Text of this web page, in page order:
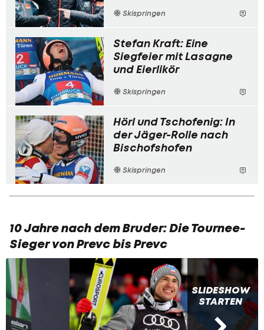
Skispringen
Stefan Kraft: Eine
Siegfeier mit Lasagne
und Eierlikör
Skispringen
Hörl und Tschofenig: In
der Jäger-Rolle nach
Bischofshofen
Skispringen
10 Jahre nach dem Bruder: Die Tournee-
Sieger von Prevc bis Prevc
SLIDESHOW
STARTEN